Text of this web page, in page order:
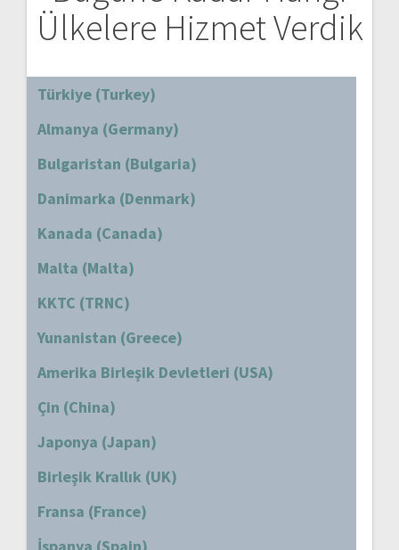
Ülkelere Hizmet Verdik
Türkiye (Turkey)
Almanya (Germany)
Bulgaristan (Bulgaria)
Danimarka (Denmark)
Kanada (Canada)
Malta (Malta)
KKTC (TRNC)
Yunanistan (Greece)
Amerika Birleşik Devletleri (USA)
Çin (China)
Japonya (Japan)
Birleşik Krallık (UK)
Fransa (France)